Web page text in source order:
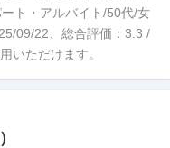
ト・アルバイト/50代/女
09/22、総合評価：3.3 /
いただけます。